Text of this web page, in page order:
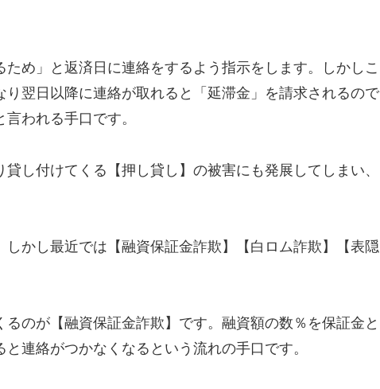
め」と返済日に連絡をするよう指示をします。しかしこ
翌日以降に連絡が取れると「延滞金」を請求されるので
われる手口です。
し付けてくる【押し貸し】の被害にも発展してしまい、
かし最近では【融資保証金詐欺】【白ロム詐欺】【表隠
のが【融資保証金詐欺】です。融資額の数％を保証金と
連絡がつかなくなるという流れの手口です。